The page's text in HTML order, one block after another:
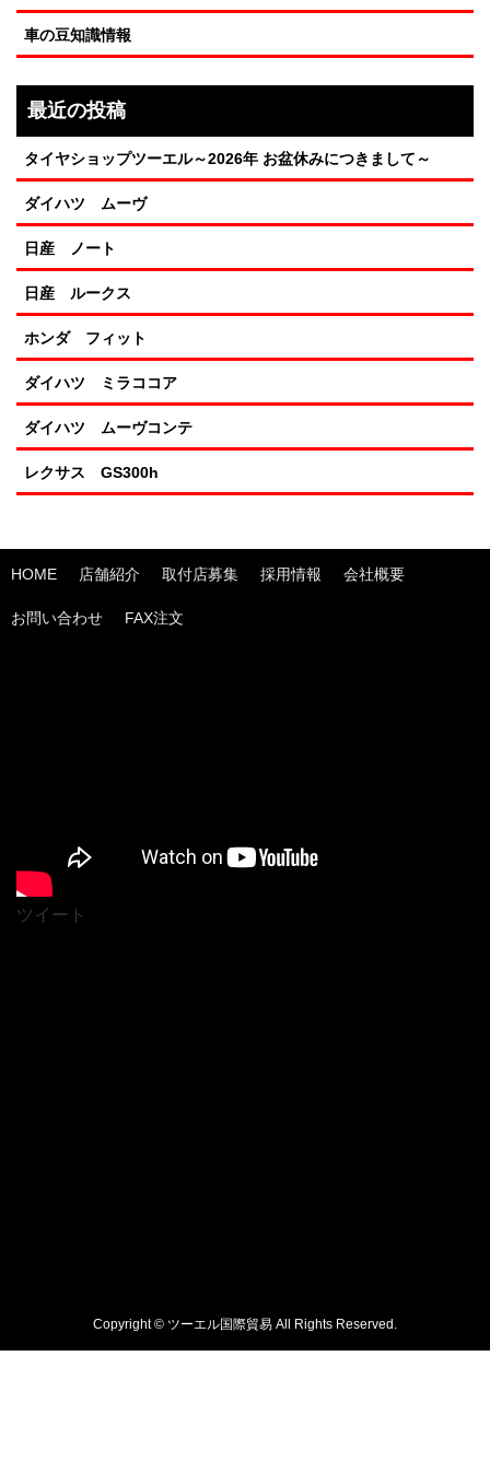
車の豆知識情報
最近の投稿
タイヤショップツーエル～2026年 お盆休みにつきまして～
ダイハツ ムーヴ
日産 ノート
日産 ルークス
ホンダ フィット
ダイハツ ミラココア
ダイハツ ムーヴコンテ
レクサス GS300h
HOME 店舗紹介 取付店募集 採用情報 会社概要
お問い合わせ FAX注文
ツイート
Copyright © ツーエル国際貿易 All Rights Reserved.